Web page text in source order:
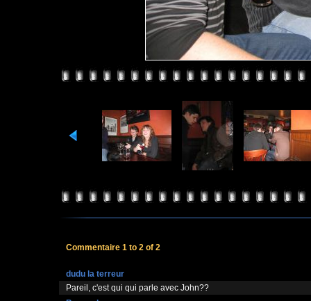
Commentaire 1 to 2 of 2
dudu la terreur
Pareil, c'est qui qui parle avec John??